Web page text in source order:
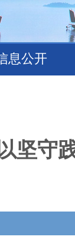
息公开
坚守